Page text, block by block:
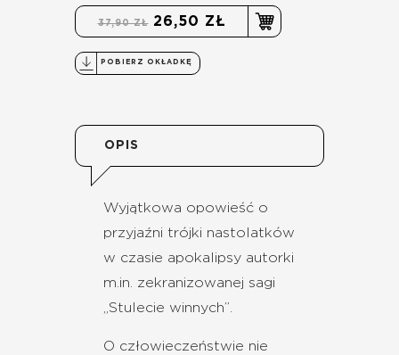
37,90 ZŁ 26,50 ZŁ
POBIERZ OKŁADKĘ
OPIS
Wyjątkowa opowieść o
przyjaźni trójki nastolatków
w czasie apokalipsy autorki
m.in. zekranizowanej sagi
„Stulecie winnych”.
O człowieczeństwie nie